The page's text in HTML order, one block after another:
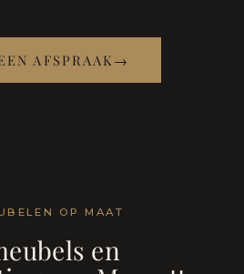
AFSPRAAK →
OP MAAT
en